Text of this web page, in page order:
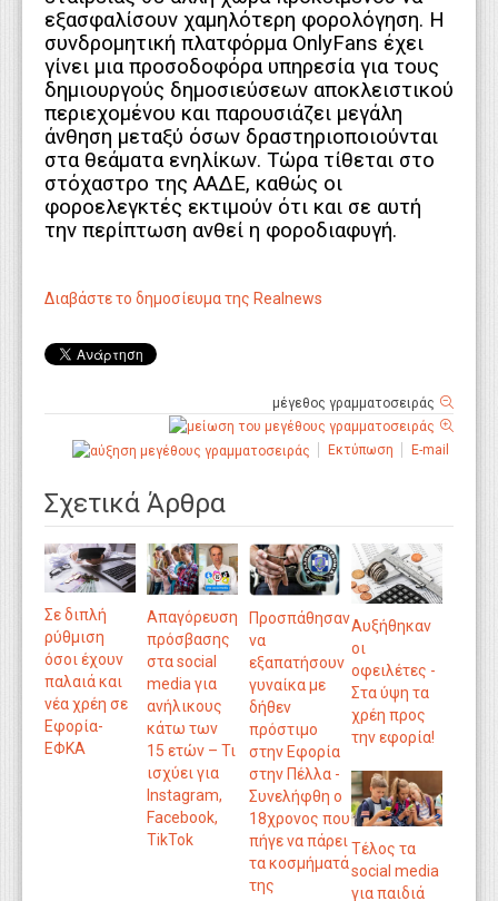
εξασφαλίσουν χαμηλότερη φορολόγηση. Η
συνδρομητική πλατφόρμα ΟnlyFans έχει
γίνει μια προσοδοφόρα υπηρεσία για τους
δημιουργούς δημοσιεύσεων αποκλειστικού
περιεχομένου και παρουσιάζει μεγάλη
άνθηση μεταξύ όσων δραστηριοποιούνται
στα θεάματα ενηλίκων. Τώρα τίθεται στο
στόχαστρο της ΑΑΔΕ, καθώς οι
φοροελεγκτές εκτιμούν ότι και σε αυτή
την περίπτωση ανθεί η φοροδιαφυγή.
Διαβάστε το δημοσίευμα της Realnews
μέγεθος γραμματοσειράς
Εκτύπωση E-mail
Σχετικά Άρθρα
Σε διπλή
ρύθμιση
όσοι έχουν
παλαιά και
νέα χρέη σε
Εφορία-
ΕΦΚΑ
Απαγόρευση
πρόσβασης
στα social
media για
ανήλικους
κάτω των
15 ετών – Τι
ισχύει για
Instagram,
Facebook,
TikTok
Προσπάθησαν
να
εξαπατήσουν
γυναίκα με
δήθεν
πρόστιμο
στην Εφορία
στην Πέλλα -
Συνελήφθη ο
18χρονος που
πήγε να πάρει
τα κοσμήματά
της
Αυξήθηκαν
οι
οφειλέτες -
Στα ύψη τα
χρέη προς
την εφορία!
Τέλος τα
social media
για παιδιά